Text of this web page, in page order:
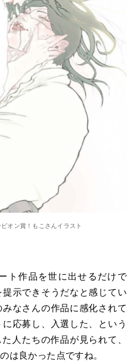
オン賞！もこさんイラスト
ト作品を世に出せるだけで
示できそうだなと感じてい
なさんの作品に感化されて
応募し、入選した、という
人たちの作品が見られて、
は良かった点ですね。